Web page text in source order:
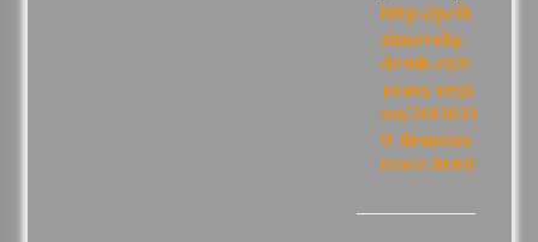
http://pelh
rimovsky.
denik.cz/z
pravy_regi
on/2011021
0_demons
trace.html